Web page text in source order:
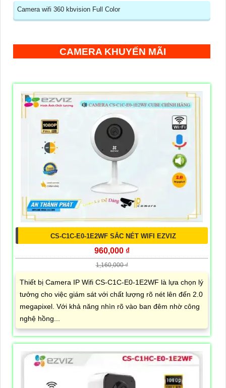
Camera wifi 360 kbvision Full Color
CAMERA KHUYẾN MÃI
CS-C1C-E0-1E2WF SẮC NÉT WIFI EZVIZ
960,000 ₫
1,160,000 ₫
Thiết bị Camera IP Wifi CS-C1C-E0-1E2WF là lựa chọn lý
tưởng cho việc giám sát với chất lượng rõ nét lên đến 2.0
megapixel. Với khả năng nhìn rõ vào ban đêm nhờ công
nghệ hồng...